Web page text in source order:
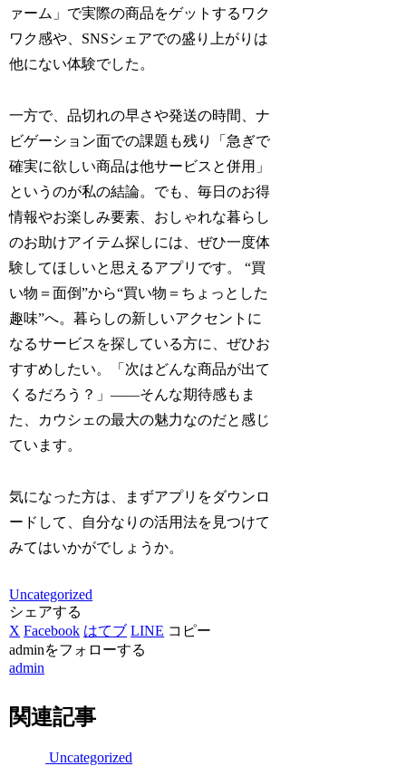
ァーム」で実際の商品をゲットするワク
ワク感や、SNSシェアでの盛り上がりは
他にない体験でした。
一方で、品切れの早さや発送の時間、ナ
ビゲーション面での課題も残り「急ぎで
確実に欲しい商品は他サービスと併用」
というのが私の結論。でも、毎日のお得
情報やお楽しみ要素、おしゃれな暮らし
のお助けアイテム探しには、ぜひ一度体
験してほしいと思えるアプリです。 “買
い物＝面倒”から“買い物＝ちょっとした
趣味”へ。暮らしの新しいアクセントに
なるサービスを探している方に、ぜひお
すすめしたい。「次はどんな商品が出て
くるだろう？」――そんな期待感もま
た、カウシェの最大の魅力なのだと感じ
ています。
気になった方は、まずアプリをダウンロ
ードして、自分なりの活用法を見つけて
みてはいかがでしょうか。
Uncategorized
シェアする
X Facebook はてブ LINE コピー
adminをフォローする
admin
関連記事
Uncategorized